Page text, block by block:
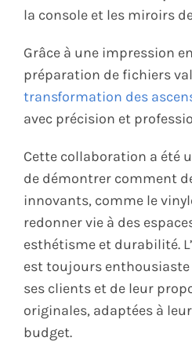
la console et les miroirs
Grâce à une impression
préparation de fichiers
transformation des
avec précision et
Cette collaboration a été
de démontrer comment
innovants, comme le
redonner vie à des
esthétisme et durabilité.
est toujours enthousiaste
ses clients et de leur
originales, adaptées à
budget.